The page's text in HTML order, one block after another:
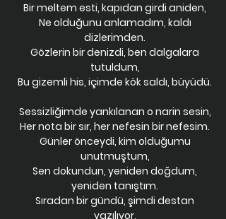
Bir meltem esti, kapıdan girdi aniden,
Ne olduğunu anlamadım, kaldı
dizlerimden.
Gözlerin bir denizdi, ben dalgalara
tutuldum,
Bu gizemli his, içimde kök saldı, büyüdü.
Sessizliğimde yankılanan o narin sesin,
Her nota bir sır, her nefesin bir nefesim.
Günler önceydi, kim olduğumu
unutmuştum,
Sen dokundun, yeniden doğdum,
yeniden tanıştım.
Sıradan bir gündü, şimdi destan
yazılıyor,